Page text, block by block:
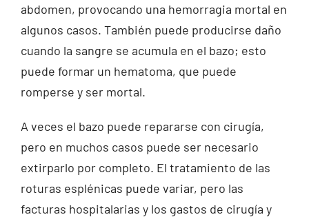
abdomen, provocando una hemorragia mortal en
algunos casos. También puede producirse daño
cuando la sangre se acumula en el bazo; esto
puede formar un hematoma, que puede
romperse y ser mortal.
A veces el bazo puede repararse con cirugía,
pero en muchos casos puede ser necesario
extirparlo por completo. El tratamiento de las
roturas esplénicas puede variar, pero las
facturas hospitalarias y los gastos de cirugía y